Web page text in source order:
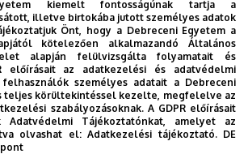
2023. 06. 08. 11:24
kiemelt fontosságúnak tartja a
illetve birtokába jutott személyes adatok
Önt, hogy a Debreceni Egyetem a
kötelezően alkalmazandó Általános
alapján felülvizsgálta folyamatait és
előírásait az adatkezelési és adatvédelmi
személyes adatait a Debreceni
teljes körültekintéssel kezelte, megfelelve az
szabályozásoknak. A GDPR előírásait
Adatvédelmi Tájékoztatónkat, amelyet az
olvashat el:Adatkezelési tájékoztató. DE